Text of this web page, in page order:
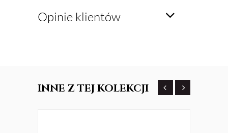
Opinie klientów
INNE Z TEJ KOLEKCJI